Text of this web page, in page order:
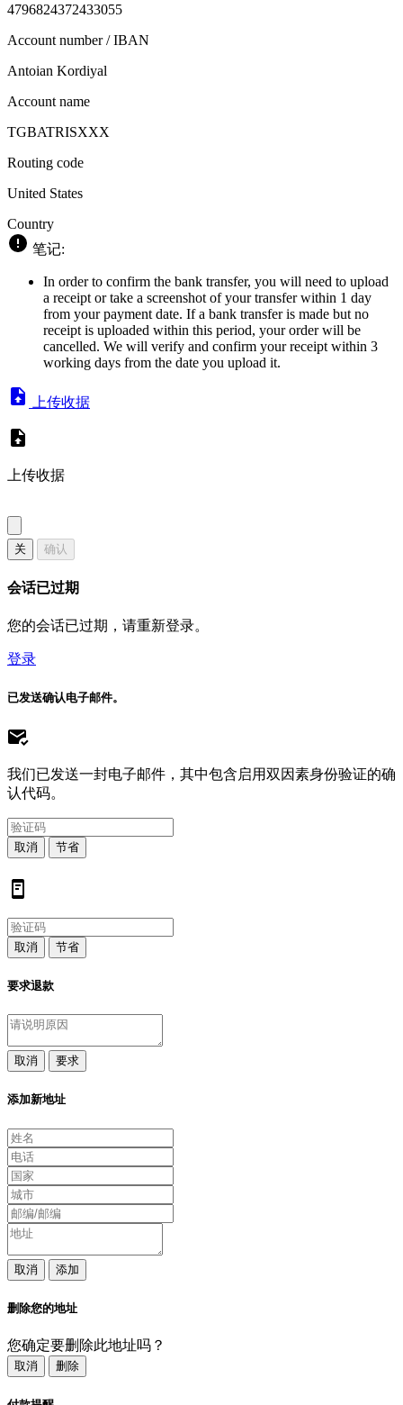
4796824372433055
Account number / IBAN
Antoian Kordiyal
Account name
TGBATRISXXX
Routing code
United States
Country
笔记:
In order to confirm the bank transfer, you will need to upload
a receipt or take a screenshot of your transfer within 1 day
from your payment date. If a bank transfer is made but no
receipt is uploaded within this period, your order will be
cancelled. We will verify and confirm your receipt within 3
working days from the date you upload it.
上传收据
上传收据
关 确认
会话已过期
您的会话已过期，请重新登录。
登录
已发送确认电子邮件。
我们已发送一封电子邮件，其中包含启用双因素身份验证的确
认代码。
取消 节省
取消 节省
要求退款
取消 要求
添加新地址
取消 添加
删除您的地址
您确定要删除此地址吗？
取消 删除